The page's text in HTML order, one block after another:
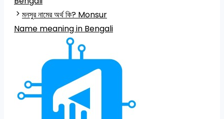
মনসুর নামের অর্থ কি? Monsur
Name meaning in Bengali